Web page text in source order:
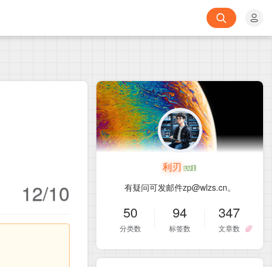
12/10
利刃
有疑问可发邮件zp@wlzs.cn。
50
分类数
94
标签数
347
文章数